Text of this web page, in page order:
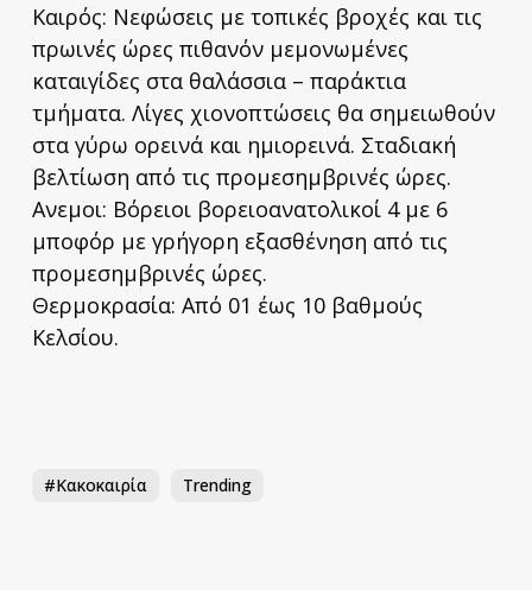
Καιρός: Νεφώσεις με τοπικές βροχές και τις
πρωινές ώρες πιθανόν μεμονωμένες
καταιγίδες στα θαλάσσια – παράκτια
τμήματα. Λίγες χιονοπτώσεις θα σημειωθούν
στα γύρω ορεινά και ημιορεινά. Σταδιακή
βελτίωση από τις προμεσημβρινές ώρες.
Ανεμοι: Βόρειοι βορειοανατολικοί 4 με 6
μποφόρ με γρήγορη εξασθένηση από τις
προμεσημβρινές ώρες.
Θερμοκρασία: Από 01 έως 10 βαθμούς
Κελσίου.
#κακοκαιρία Trending